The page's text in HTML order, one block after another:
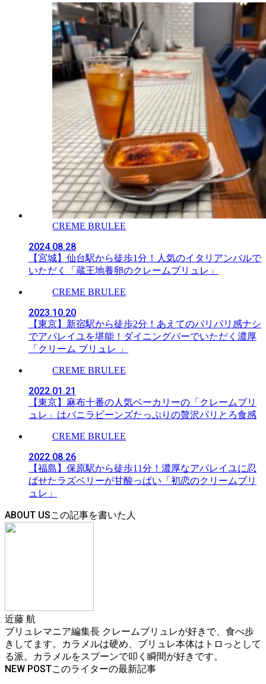
CREME BRULEE
2024.08.28
【宮城】仙台駅から徒歩1分！人気のイタリアンバルで
いただく「蔵王地養卵のクレームブリュレ」
CREME BRULEE
2023.10.20
【東京】新宿駅から徒歩2分！あえてのパリパリ感ナシ
でアパレイユを堪能！ダイニングバーでいただく濃厚
「クリーム ブリュレ 」
CREME BRULEE
2022.01.21
【東京】麻布十番の人気ベーカリーの「クレームブリ
ュレ」はバニラビーンズたっぷりの贅沢パリとろ食感
CREME BRULEE
2022.08.26
【福島】保原駅から徒歩11分！濃厚なアパレイユに忍
ばせたラズベリーが甘酸っぱい「初恋のクリームブリ
ュレ」
ABOUT US
近藤 航
ブリュレマニア編集長 クレームブリュレが好きで、食べ歩
きしてます。カラメルは硬め、ブリュレ本体はトロっとして
る派。カラメルをスプーンで叩く瞬間が好きです。
NEW POST